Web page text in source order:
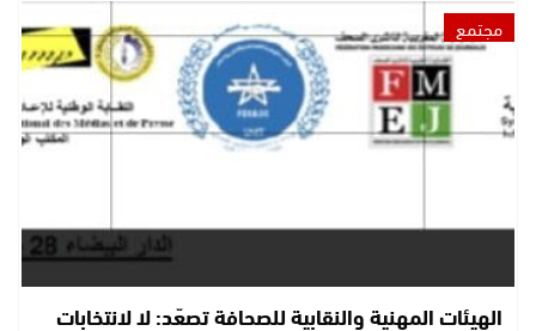
مجتمع
الهيئات المهنية والنقابية للصحافة تصعّد: لا لانتخابات